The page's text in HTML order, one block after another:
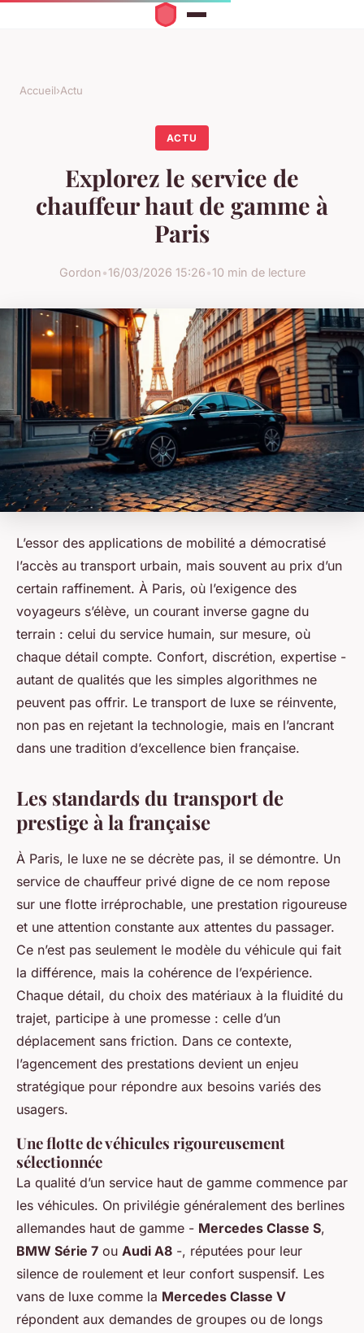
Accueil›Actu
ACTU
Explorez le service de
chauffeur haut de gamme à
Paris
Gordon•16/03/2026 15:26•10 min de lecture
L’essor des applications de mobilité a démocratisé
l’accès au transport urbain, mais souvent au prix d’un
certain raffinement. À Paris, où l’exigence des
voyageurs s’élève, un courant inverse gagne du
terrain : celui du service humain, sur mesure, où
chaque détail compte. Confort, discrétion, expertise -
autant de qualités que les simples algorithmes ne
peuvent pas offrir. Le transport de luxe se réinvente,
non pas en rejetant la technologie, mais en l’ancrant
dans une tradition d’excellence bien française.
Les standards du transport de
prestige à la française
À Paris, le luxe ne se décrète pas, il se démontre. Un
service de chauffeur privé digne de ce nom repose
sur une flotte irréprochable, une prestation rigoureuse
et une attention constante aux attentes du passager.
Ce n’est pas seulement le modèle du véhicule qui fait
la différence, mais la cohérence de l’expérience.
Chaque détail, du choix des matériaux à la fluidité du
trajet, participe à une promesse : celle d’un
déplacement sans friction. Dans ce contexte,
l’agencement des prestations devient un enjeu
stratégique pour répondre aux besoins variés des
usagers.
Une flotte de véhicules rigoureusement
sélectionnée
La qualité d’un service haut de gamme commence par
les véhicules. On privilégie généralement des berlines
allemandes haut de gamme - Mercedes Classe S,
BMW Série 7 ou Audi A8 -, réputées pour leur
silence de roulement et leur confort suspensif. Les
vans de luxe comme la Mercedes Classe V
répondent aux demandes de groupes ou de longs